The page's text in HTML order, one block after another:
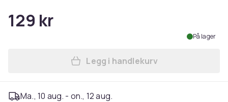
129 kr
På lager
Legg Bh-indlæg / puder
Legg i handlekurv
Ma., 10 aug. - on., 12 aug.